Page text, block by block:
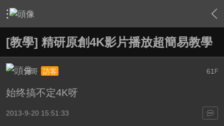
› 軟硬體相關技術 › HTPC 相關軟硬體技術及運用 › 內容
[教學] 精研原創4K影片播放超簡易教學
61 F
元哥 訪客
始终搞不定4K呀
2013-9-20 15:51:33